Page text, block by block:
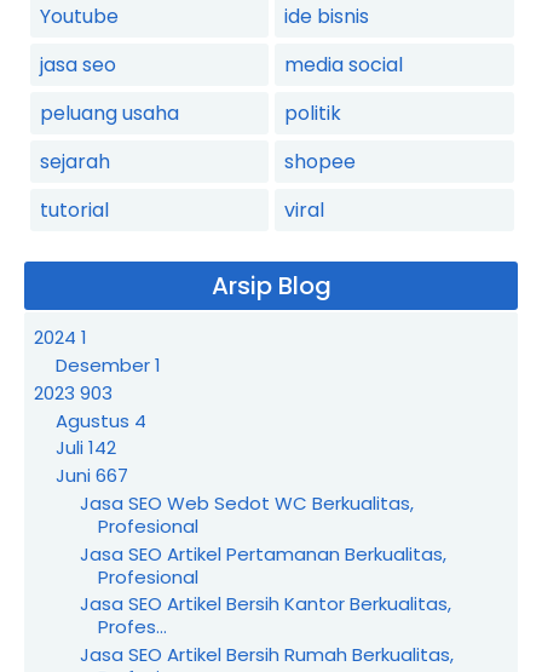
Youtube
ide bisnis
jasa seo
media social
peluang usaha
politik
sejarah
shopee
tutorial
viral
Arsip Blog
2024 1
Desember1
2023 903
Agustus 4
Juli142
Juni667
Jasa SEO Web Sedot WC Berkualitas,
Profesional
Jasa SEO Artikel Pertamanan Berkualitas,
Profesional
Jasa SEO Artikel Bersih Kantor Berkualitas,
Profes...
Jasa SEO Artikel Bersih Rumah Berkualitas,